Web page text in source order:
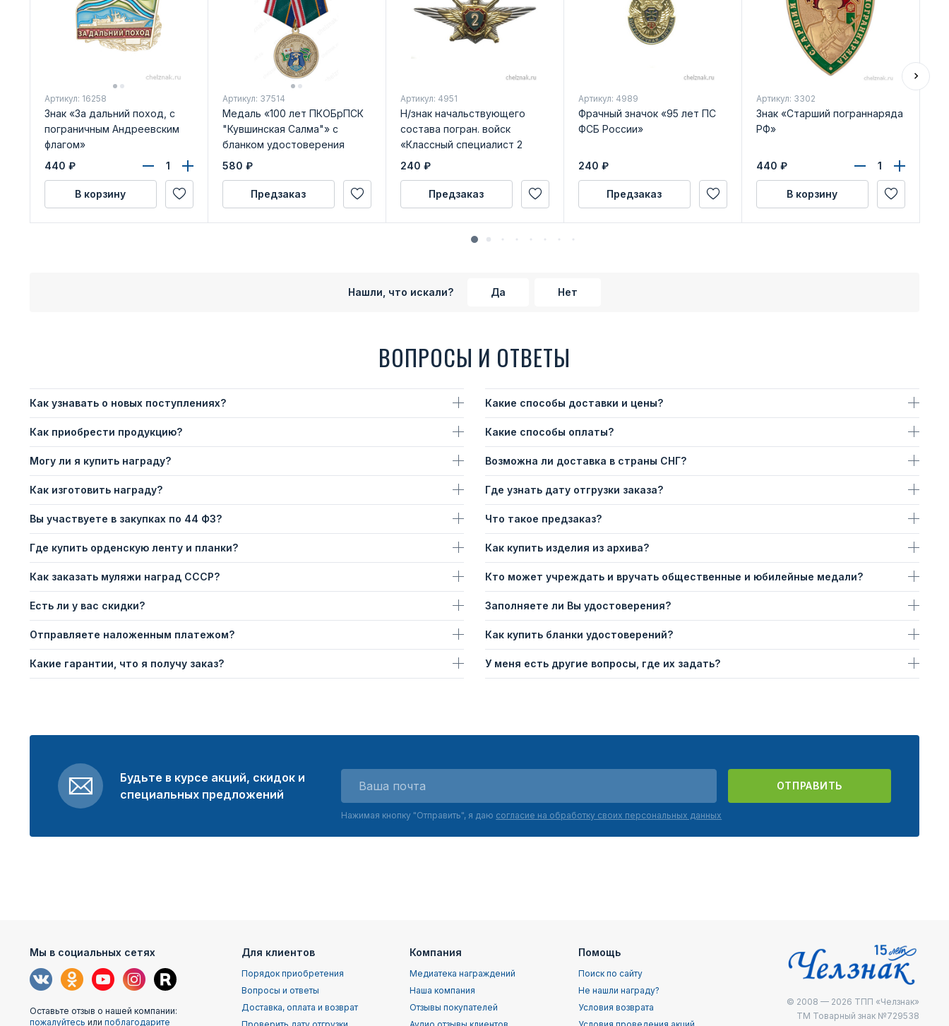
Артикул: 16258
Знак «За дальний поход, с
пограничным Андреевским
флагом»
440 ₽
В корзину
Артикул: 37514
Медаль «100 лет ПКОБрПСК
"Кувшинская Салма"» с
бланком удостоверения
580 ₽
Предзаказ
Артикул: 4951
Н/знак начальствующего
состава погран. войск
«Классный специалист 2
класса»
240 ₽
Предзаказ
Артикул: 4989
Фрачный значок «95 лет ПС
ФСБ России»
240 ₽
Предзаказ
Артикул: 3302
Знак «Старший пограннаряда
РФ»
440 ₽
В корзину
Нашли, что искали? Да Нет
ВОПРОСЫ И ОТВЕТЫ
Как узнавать о новых поступлениях?
Как приобрести продукцию?
Могу ли я купить награду?
Как изготовить награду?
Вы участвуете в закупках по 44 ФЗ?
Где купить орденскую ленту и планки?
Как заказать муляжи наград СССР?
Есть ли у вас скидки?
Отправляете наложенным платежом?
Какие гарантии, что я получу заказ?
Какие способы доставки и цены?
Какие способы оплаты?
Возможна ли доставка в страны СНГ?
Где узнать дату отгрузки заказа?
Что такое предзаказ?
Как купить изделия из архива?
Кто может учреждать и вручать общественные и юбилейные медали?
Заполняете ли Вы удостоверения?
Как купить бланки удостоверений?
У меня есть другие вопросы, где их задать?
Будьте в курсе акций, скидок и
специальных предложений
ОТПРАВИТЬ
Нажимая кнопку "Отправить", я даю согласие на обработку своих персональных данных
Мы в социальных сетях
Оставьте отзыв о нашей компании:
пожалуйтесь или поблагодарите
Для клиентов
Порядок приобретения
Вопросы и ответы
Доставка, оплата и возврат
Компания
Медиатека награждений
Наша компания
Отзывы покупателей
Помощь
Поиск по сайту
Не нашли награду?
Условия возврата
© 2008 — 2026 ТПП «Челзнак»
ТМ Товарный знак №729538